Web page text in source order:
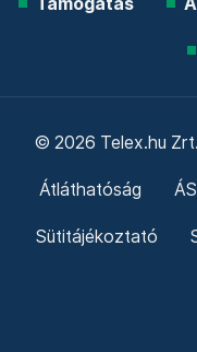
© 2026 Telex.hu Zrt.
Átláthatóság
Sütitájékoztató